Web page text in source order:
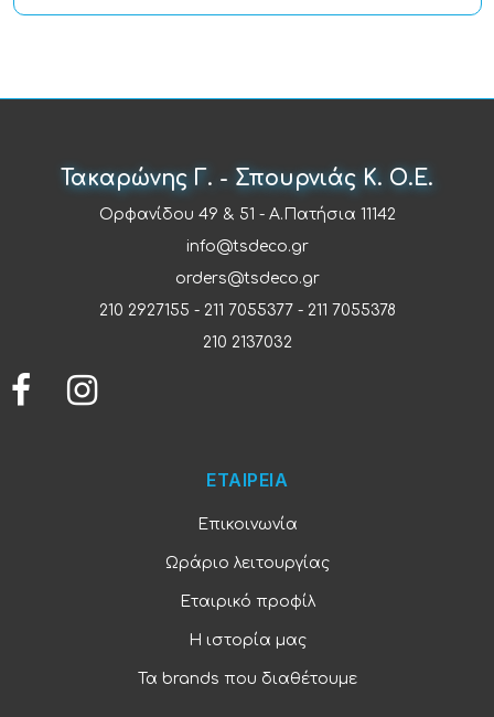
Τακαρώνης Γ. - Σπουρνιάς Κ. Ο.Ε.
Ορφανίδου 49 & 51 - Α.Πατήσια 11142
info@tsdeco.gr
orders@tsdeco.gr
210 2927155 - 211 7055377- 211 7055378
210 2137032
ΕΤΑΙΡΕΙΑ
Επικοινωνία
Ωράριο λειτουργίας
Εταιρικό προφίλ
Η ιστορία μας
Τα brands που διαθέτουμε